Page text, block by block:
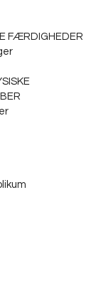
FÆRDIGHEDER